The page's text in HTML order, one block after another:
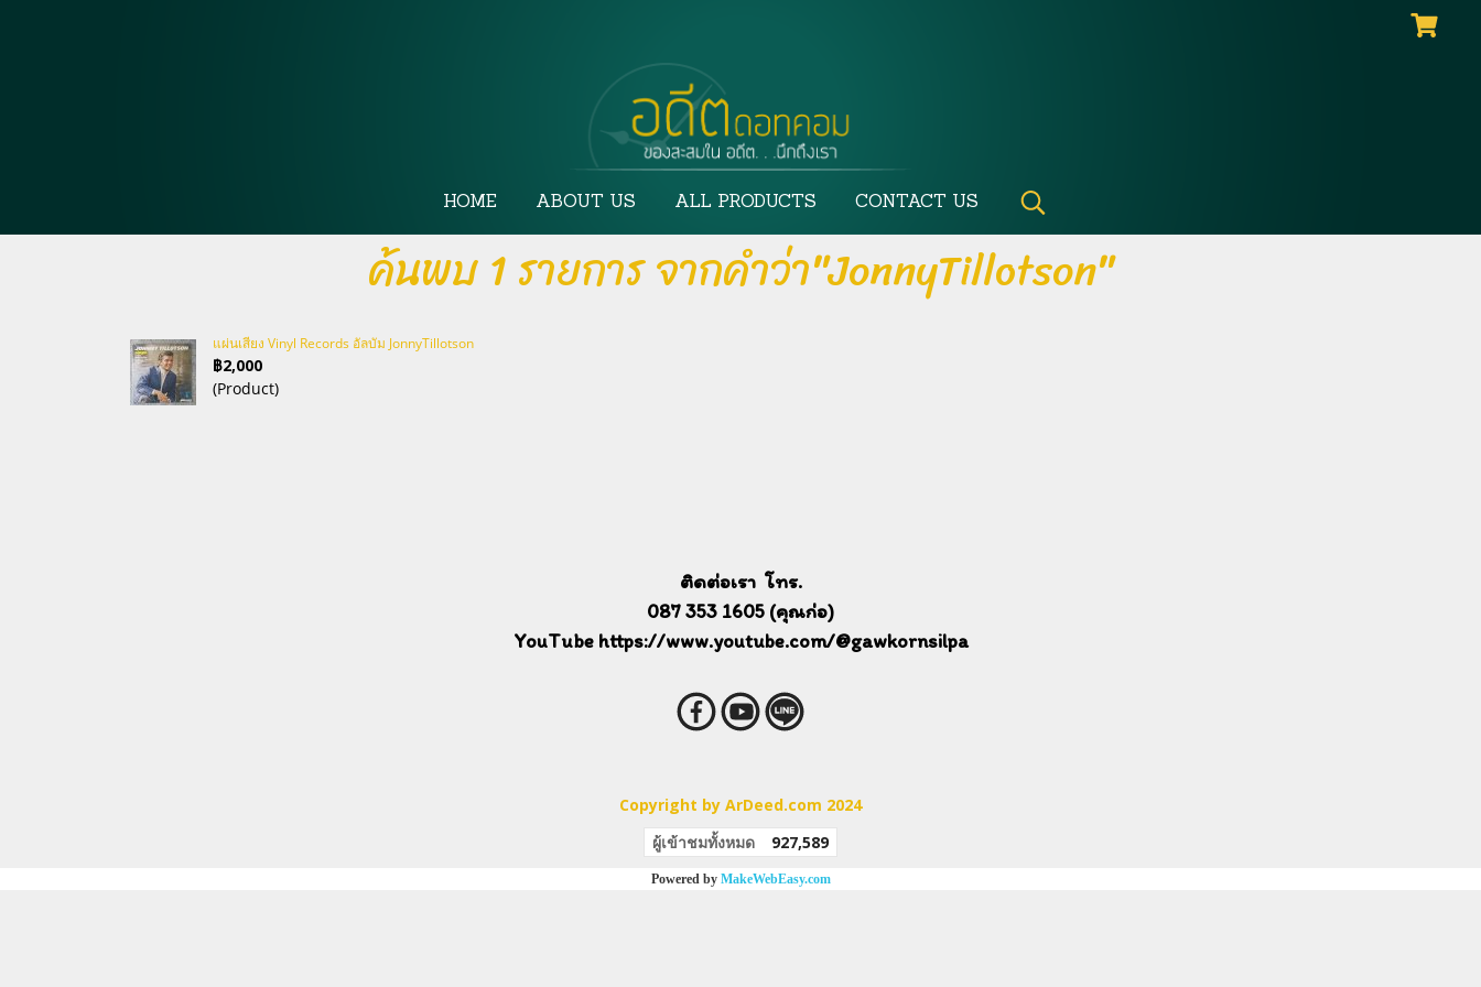
HOME ABOUT US ALL PRODUCTS CONTACT US
ค้นพบ 1 รายการ จากคำว่า"JonnyTillotson"
แผ่นเสียง Vinyl Records อัลบัม JonnyTillotson
฿2,000
(Product)
ติดต่อเรา โทร.
087 353 1605 (คุณก่อ)
YouTube https://www.youtube.com/@gawkornsilpa
Copyright by ArDeed.com 2024
ผู้เข้าชมทั้งหมด
927,589
Powered by MakeWebEasy.com